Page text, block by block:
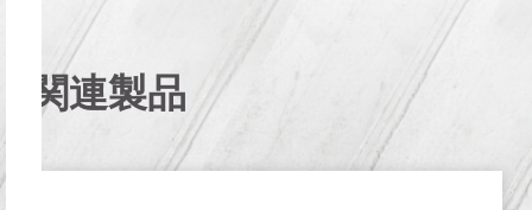
関連製品